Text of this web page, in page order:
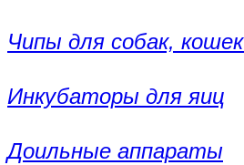
Чипы для собак,
Инкубаторы для яиц
Доильные аппараты